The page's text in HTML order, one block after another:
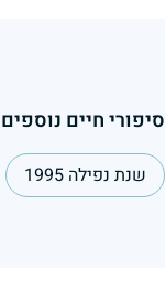
סיפורי חיים
שנת נפילה 1995